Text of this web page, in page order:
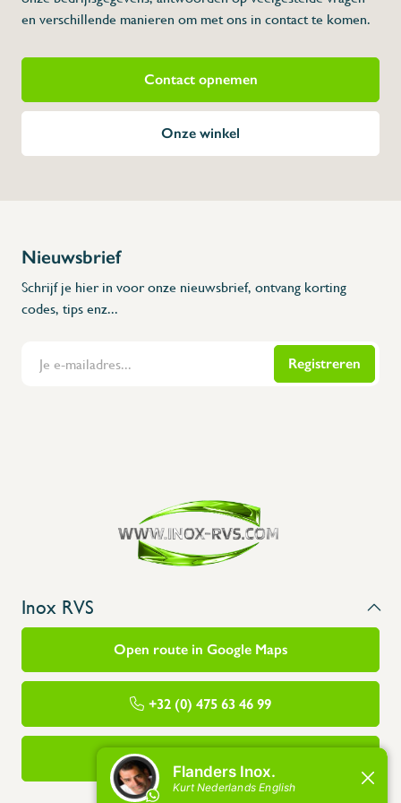
vermindert.
Flanders Inox | Karperstraat 6, 8400 Oostende | België | BNP Paribas Fortis:
en verschillende manieren om met ons in contact te komen.
Contact opnemen
Onze winkel
Nieuwsbrief
Schrijf je hier in voor onze nieuwsbrief, ontvang korting
codes, tips enz...
Registreren
Inox RVS
Open route in Google Maps
+32 (0) 475 63 46 99
info@flandersinox.be